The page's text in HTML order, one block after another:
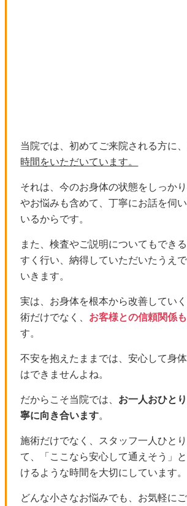
当院では、初めてご来院される方に、
時間をいただいています。
それは、今のお身体の状態をしっか
やお悩みも含めて、丁寧にお話を伺
いるからです。
また、検査やご説明についてもでき
すく行い、納得していただいたうえ
いきます。
実は、お身体を根本から改善してい
術だけでなく、 お客様との信頼関係
す。
不安を抱えたままでは、安心して身
はできませんよね。
だからこそ当院では、 お一人おひと
寧に向き合います。
施術だけでなく、スタッフ一人ひと
て、「ここなら安心して通えそう」
けるような時間を大切にしています。
どんな小さなお悩みでも、お気軽に